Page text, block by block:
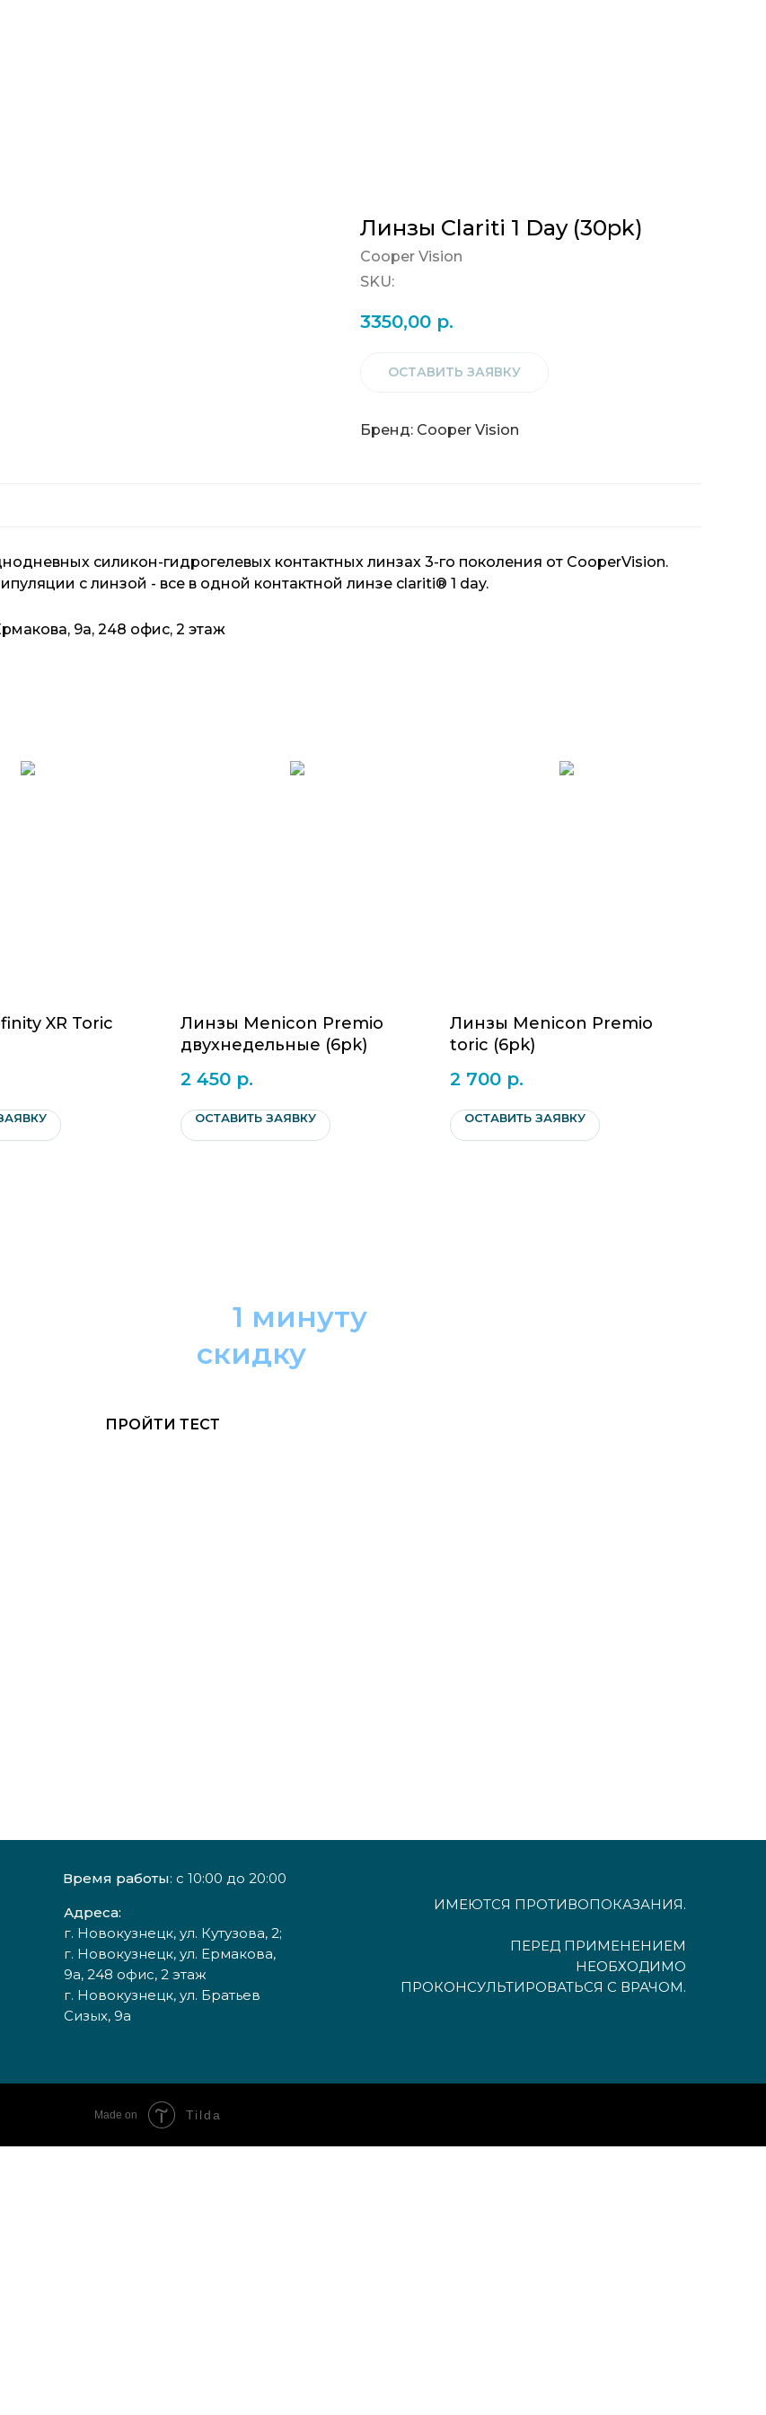
Линзы Clariti 1 Day (30pk)
Cooper Vision
SKU:
3350,00 р.
ОСТАВИТЬ ЗАЯВКУ
Бренд: Cooper Vision
силикон-гидрогелевых контактных линзах 3-го поколения от CooperVision.
с линзой - все в одной контактной линзе clariti® 1 day.
9а, 248 офис, 2 этаж
XR Toric
Линзы Menicon Premio
двухнедельные (6pk)
2 450 р.
ОСТАВИТЬ ЗАЯВКУ
Линзы Menicon Premio
toric (6pk)
2 700 р.
ОСТАВИТЬ ЗАЯВКУ
1 минуту
скидку
ПРОЙТИ ТЕСТ
ИМЕЮТСЯ ПРОТИВОПОКАЗАНИЯ.
ПЕРЕД ПРИМЕНЕНИЕМ
НЕОБХОДИМО
ПРОКОНСУЛЬТИРОВАТЬСЯ С ВРАЧОМ.
Время работы: с 10:00 до 20:00
Адреса:
г. Новокузнецк, ул. Кутузова, 2;
г. Новокузнецк, ул. Ермакова,
9а, 248 офис, 2 этаж
г. Новокузнецк, ул. Братьев
Сизых, 9а
Made on Tilda